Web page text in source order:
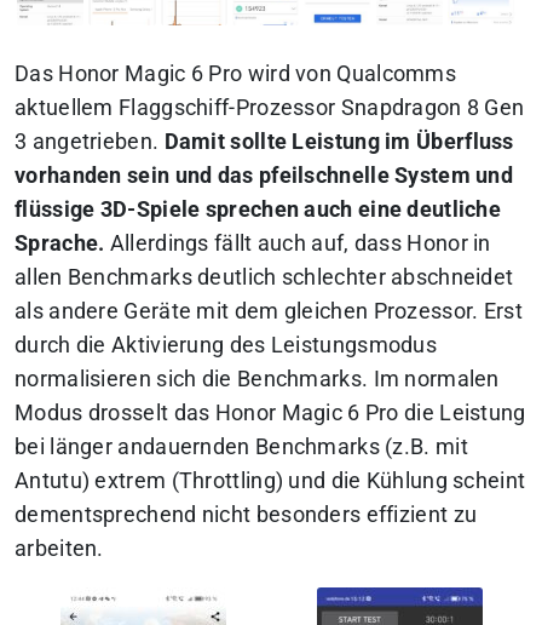
Das Honor Magic 6 Pro wird von Qualcomms
aktuellem Flaggschiff-Prozessor Snapdragon 8 Gen
3 angetrieben. Damit sollte Leistung im Überfluss
vorhanden sein und das pfeilschnelle System und
flüssige 3D-Spiele sprechen auch eine deutliche
Sprache. Allerdings fällt auch auf, dass Honor in
allen Benchmarks deutlich schlechter abschneidet
als andere Geräte mit dem gleichen Prozessor. Erst
durch die Aktivierung des Leistungsmodus
normalisieren sich die Benchmarks. Im normalen
Modus drosselt das Honor Magic 6 Pro die Leistung
bei länger andauernden Benchmarks (z.B. mit
Antutu) extrem (Throttling) und die Kühlung scheint
dementsprechend nicht besonders effizient zu
arbeiten.